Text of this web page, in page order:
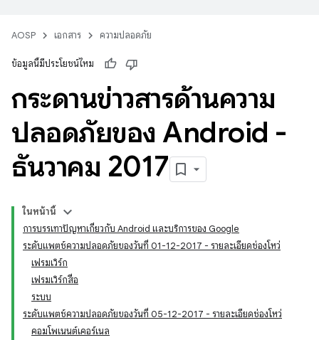
AOSP เอกสาร ความปลอดภัย
ข้อมูลนี้มีประโยชน์ไหม
กระดานข่าวสารด้านความ
ปลอดภัยของ Android -
ธันวาคม 2017
ในหน้านี้
การบรรเทาปัญหาเกี่ยวกับ Android และบริการของ Google
ระดับแพตช์ความปลอดภัยของวันที่ 01-12-2017 - รายละเอียดช่องโหว่
เฟรมเวิร์ก
เฟรมเวิร์กสื่อ
ระบบ
ระดับแพตช์ความปลอดภัยของวันที่ 05-12-2017 - รายละเอียดช่องโหว่
คอมโพเนนต์เคอร์เนล